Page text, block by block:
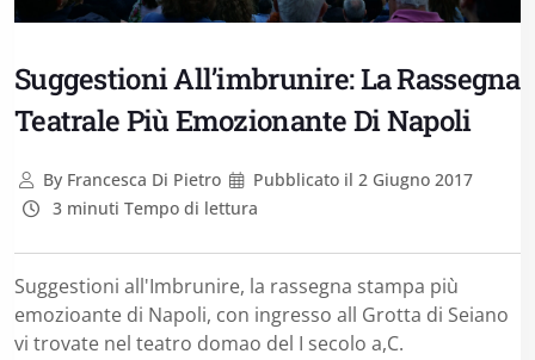
Suggestioni All’imbrunire: La Rassegna
Teatrale Più Emozionante Di Napoli
ByFrancesca Di Pietro Pubblicato il 2 Giugno 2017
3 minuti Tempo di lettura
Suggestioni all'Imbrunire, la rassegna stampa più
emozioante di Napoli, con ingresso all Grotta di Seiano
vi trovate nel teatro domao del I secolo a,C.